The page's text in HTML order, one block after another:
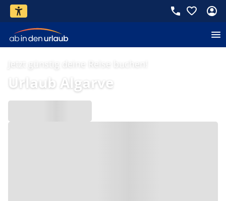
Jetzt günstig deine Reise buchen!
Urlaub Algarve